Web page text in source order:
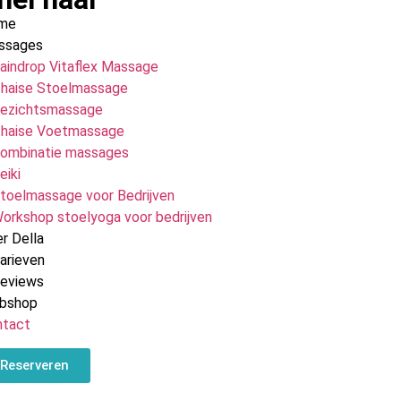
Vitaflex Massage
Stoelmassage
Voetmassage
massages
voor Bedrijven
stoelyoga voor bedrijven
Della
Reserveren